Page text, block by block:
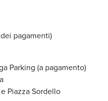
pagamenti)
Parking (a pagamento)
Piazza Sordello